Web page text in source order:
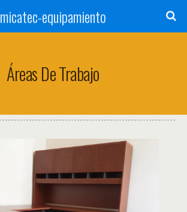
micatec-equipamiento
Áreas De Trabajo